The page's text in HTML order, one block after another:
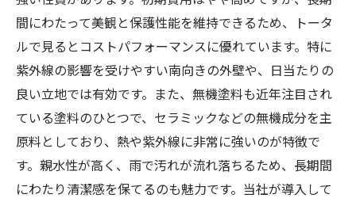
間にわたって美観と保護性能を維持できるため、トータ
ルで見るとコストパフォーマンスに優れています。特に
紫外線の影響を受けやすい南向きの外壁や、日当たりの
良い立地では有効です。また、無機塗料も近年注目され
ている塗料のひとつで、セラミックなどの無機成分を主
原料としており、熱や紫外線に非常に強いのが特徴で
す。親水性が高く、雨で汚れが流れ落ちるため、長期間
にわたり清潔感を保てるのも魅力です。当社が導入して